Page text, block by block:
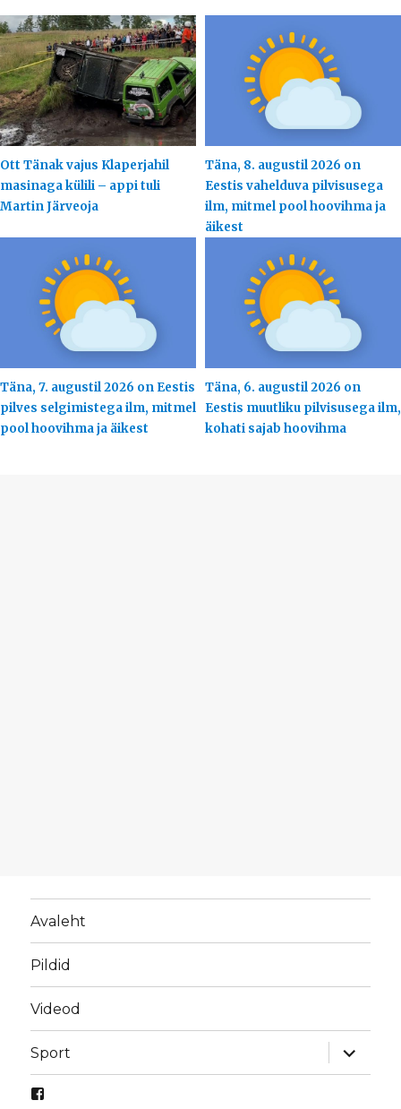
Ott Tänak vajus Klaperjahil
masinaga külili – appi tuli
Martin Järveoja
Täna, 8. augustil 2026 on
Eestis vahelduva pilvisusega
ilm, mitmel pool hoovihma ja
äikest
Täna, 7. augustil 2026 on Eestis
pilves selgimistega ilm, mitmel
pool hoovihma ja äikest
Täna, 6. augustil 2026 on
Eestis muutliku pilvisusega ilm,
kohati sajab hoovihma
Avaleht
Pildid
Videod
Sport
laienda